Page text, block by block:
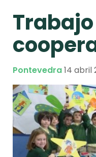
Trabajo
Pontevedra14 abril